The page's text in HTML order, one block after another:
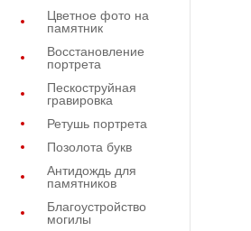
Цветное фото на
памятник
Восстановление
портрета
Пескоструйная
гравировка
Ретушь портрета
Позолота букв
Антидождь для
памятников
Благоустройство
могилы